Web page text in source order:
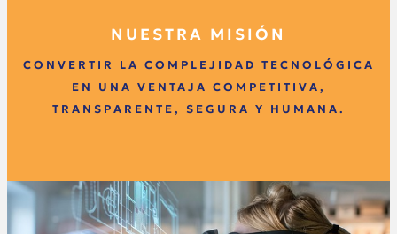
NUESTRA MISIÓN
CONVERTIR LA COMPLEJIDAD TECNOLÓGICA
EN UNA VENTAJA COMPETITIVA,
TRANSPARENTE, SEGURA Y HUMANA.